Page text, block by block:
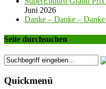
Juni 2026
Danke – Danke –
Seite durchsuchen
Quickmenü